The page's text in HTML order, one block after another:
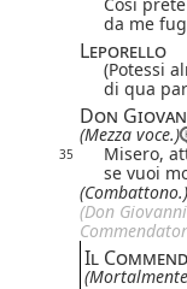
da me
Leporello
(Potessi
di qua
Don
(Mezza voce.)
35
Misero,
se vuoi
(Combattono.)
(Don
Il